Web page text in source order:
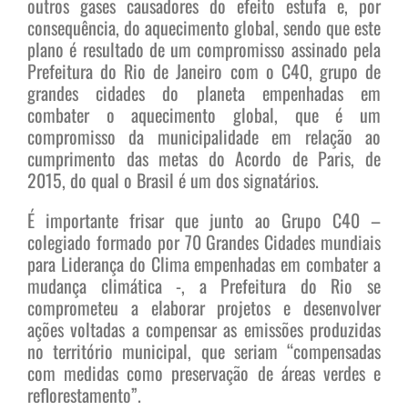
outros gases causadores do efeito estufa e, por
consequência, do aquecimento global, sendo que este
plano é resultado de um compromisso assinado pela
Prefeitura do Rio de Janeiro com o C40, grupo de
grandes cidades do planeta empenhadas em
combater o aquecimento global, que é um
compromisso da municipalidade em relação ao
cumprimento das metas do Acordo de Paris, de
2015, do qual o Brasil é um dos signatários.
É importante frisar que junto ao Grupo C40 –
colegiado formado por 70 Grandes Cidades mundiais
para Liderança do Clima empenhadas em combater a
mudança climática -, a Prefeitura do Rio se
comprometeu a elaborar projetos e desenvolver
ações voltadas a compensar as emissões produzidas
no território municipal, que seriam “compensadas
com medidas como preservação de áreas verdes e
reflorestamento”.